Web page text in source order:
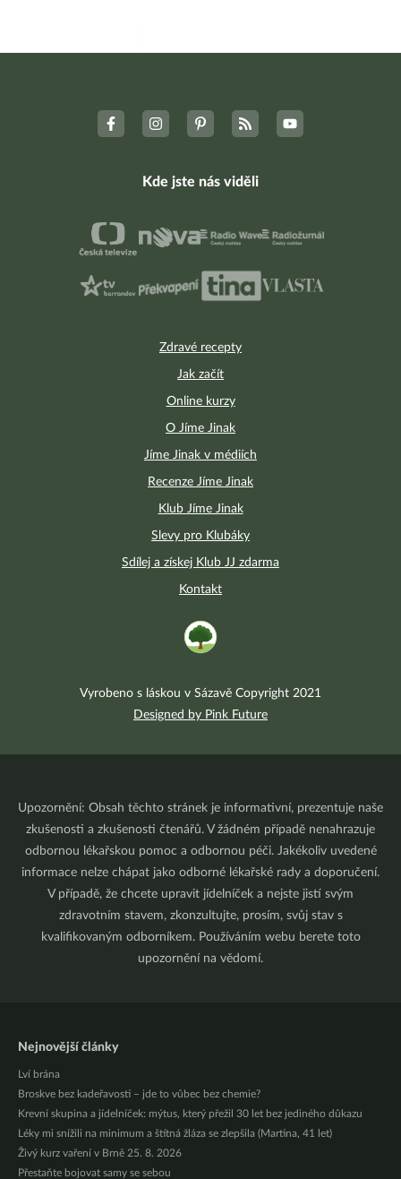
Zdravé recepty
Jak začít
Online kurzy
O Jíme Jinak
Jíme Jinak v médiích
Recenze Jíme Jinak
Klub Jíme Jinak
Slevy pro Klubáky
Sdílej a získej Klub JJ zdarma
Kontakt
Kde jste nás viděli
Vyrobeno s láskou v Sázavě Copyright 2021
Designed by Pink Future
Upozornění: Obsah těchto stránek je informativní, prezentuje naše
zkušenosti a zkušenosti čtenářů. V žádném případě nenahrazuje
odbornou lékařskou pomoc a odbornou péči. Jakékoliv uvedené
informace nelze chápat jako odborné lékařské rady a doporučení.
V případě, že chcete upravit jídelníček a nejste jistí svým
zdravotním stavem, zkonzultujte, prosím, svůj stav s
kvalifikovaným odborníkem. Používáním webu berete toto
upozornění na vědomí.
Nejnovější články
Lví brána
Broskve bez kadeřavosti – jde to vůbec bez chemie?
Krevní skupina a jídelníček: mýtus, který přežil 30 let bez jediného důkazu
Léky mi snížili na minimum a štítná žláza se zlepšila (Martina, 41 let)
Živý kurz vaření v Brně 25. 8. 2026
Přestaňte bojovat samy se sebou